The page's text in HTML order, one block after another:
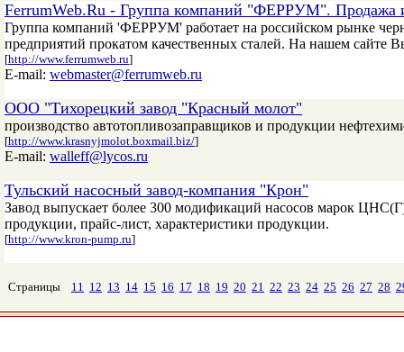
FerrumWeb.Ru - Группа компаний "ФЕРРУМ". Продажа
Группа компаний 'ФЕРРУМ' работает на российском рынке
предприятий прокатом качественных сталей. На нашем
[http://www.ferrumweb.ru]
E-mail: webmaster@ferrumweb.ru
ООО "Тихорецкий завод "Красный молот"
производство автотопливозаправщиков и продукции
[http://www.krasnyjmolot.boxmail.biz/]
E-mail: walleff@lycos.ru
Тульский насосный завод-компания "Крон"
Завод выпускает более 300 модификаций насосов марок
продукции, прайс-лист, характеристики продукции.
[http://www.kron-pump.ru]
Страницы 11 12 13 14 15 16 17 18 19 20 21 22 23 24 25 26 27 28